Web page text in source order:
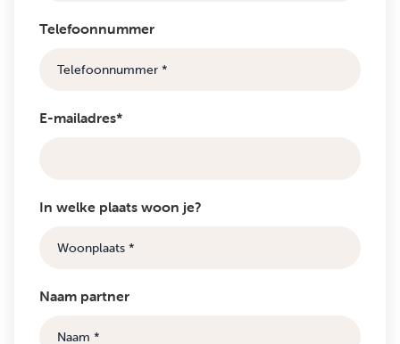
Telefoonnummer
E-mailadres*
In welke plaats woon je?
Naam partner